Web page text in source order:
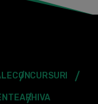
CONCURSURI
ARHIVA